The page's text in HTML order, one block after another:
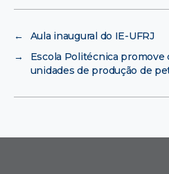
←
Aula inaugural do IE-UFRJ
→
Escola Politécnica promove
unidades de produção de